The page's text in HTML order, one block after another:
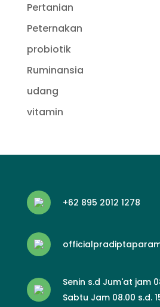
Pertanian
Peternakan
probiotik
Ruminansia
udang
vitamin
+62 895 2012 1278
Senin s.d Jum'at jam
Sabtu Jam 08.00 s.d.